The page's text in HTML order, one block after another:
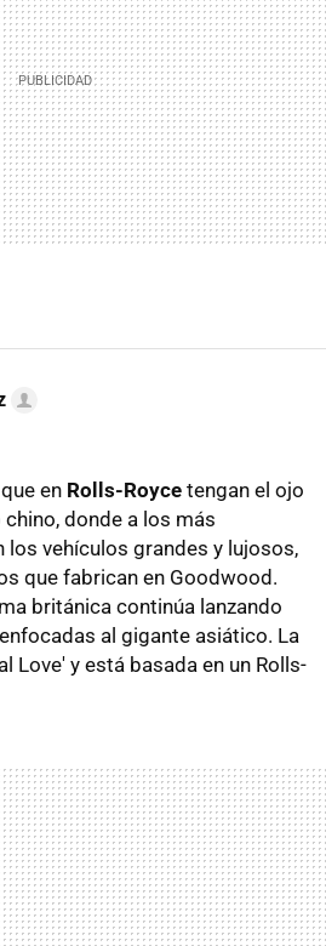
en Rolls-Royce tengan el ojo
donde a los más
los vehículos grandes y lujosos,
que fabrican en Goodwood.
británica continúa lanzando
al gigante asiático. La
Love' y está basada en un Rolls-